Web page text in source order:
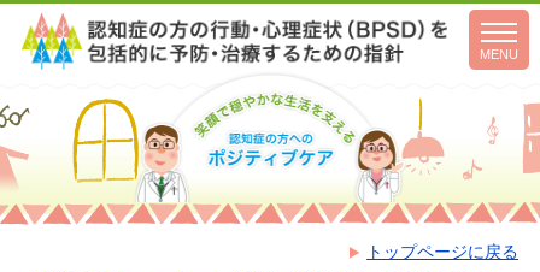
toggle
MENU
トップページに戻る